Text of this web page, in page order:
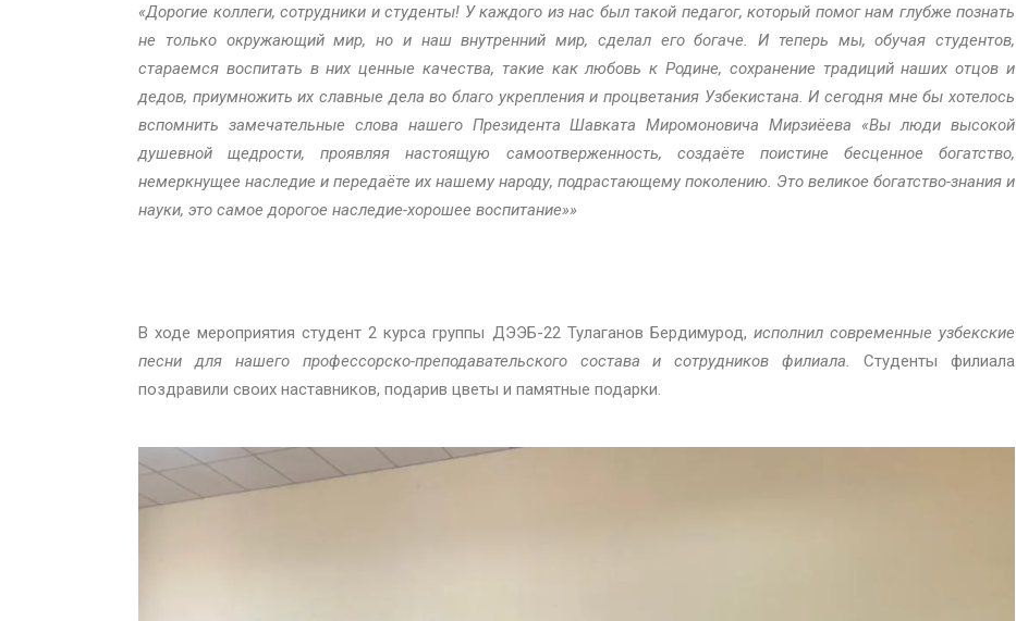
«Дорогие коллеги, сотрудники и студенты! У каждого из нас был такой педагог, который помог нам глубже познать
не только окружающий мир, но и наш внутренний мир, сделал его богаче. И теперь мы, обучая студентов,
стараемся воспитать в них ценные качества, такие как любовь к Родине, сохранение традиций наших отцов и
дедов, приумножить их славные дела во благо укрепления и процветания Узбекистана. И сегодня мне бы хотелось
вспомнить замечательные слова нашего Президента Шавката Миромоновича Мирзиёева «Вы люди высокой
душевной щедрости, проявляя настоящую самоотверженность, создаёте поистине бесценное богатство,
немеркнущее наследие и передаёте их нашему народу, подрастающему поколению. Это великое богатство-знания и
науки, это самое дорогое наследие-хорошее воспитание»»
В ходе мероприятия студент 2 курса группы ДЭЭБ-22 Тулаганов Бердимурод, исполнил современные узбекские
песни для нашего профессорско-преподавательского состава и сотрудников филиала.
Студенты филиала
поздравили своих наставников, подарив цветы и памятные подарки.